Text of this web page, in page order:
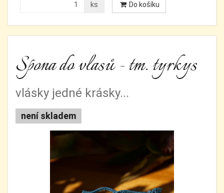
ks Do košíku
Spona do vlasů - tm. tyrkys
vlásky jedné krásky...
není skladem